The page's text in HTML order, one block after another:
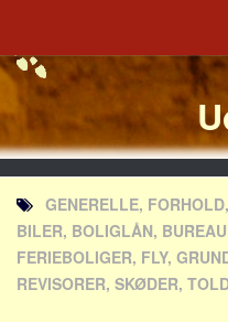
Portal
Udvandrerne.dk
Utvandrerne.no
Utvandrarna.se
Tyskland.dk
England.dk
Rusland.dk
GENERELLE,
BILER, BOLIGLÅN,
FERIEBOLIGER, FLY,
REVISORER, SKØDER,